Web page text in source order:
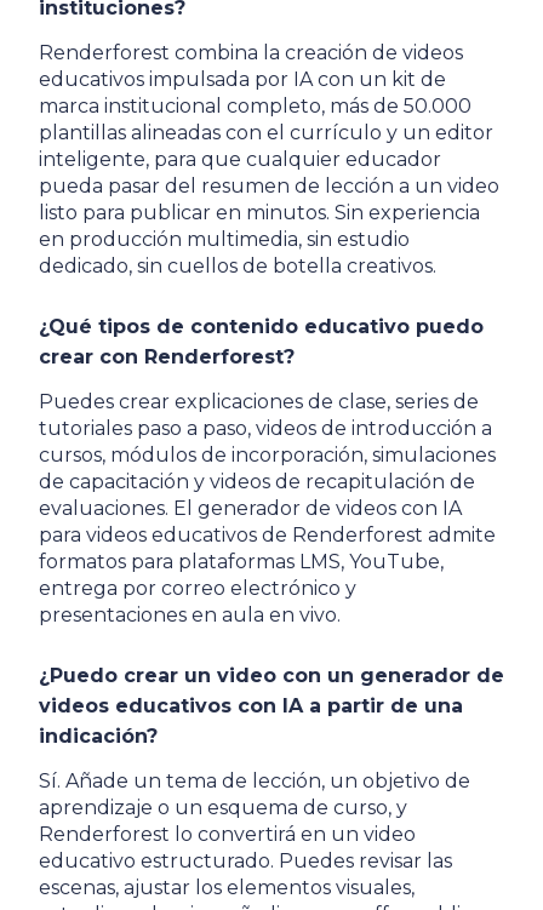
instituciones?
Renderforest combina la creación de videos
educativos impulsada por IA con un kit de
marca institucional completo, más de 50.000
plantillas alineadas con el currículo y un editor
inteligente, para que cualquier educador
pueda pasar del resumen de lección a un video
listo para publicar en minutos. Sin experiencia
en producción multimedia, sin estudio
dedicado, sin cuellos de botella creativos.
¿Qué tipos de contenido educativo puedo
crear con Renderforest?
Puedes crear explicaciones de clase, series de
tutoriales paso a paso, videos de introducción a
cursos, módulos de incorporación, simulaciones
de capacitación y videos de recapitulación de
evaluaciones. El generador de videos con IA
para videos educativos de Renderforest admite
formatos para plataformas LMS, YouTube,
entrega por correo electrónico y
presentaciones en aula en vivo.
¿Puedo crear un video con un generador de
videos educativos con IA a partir de una
indicación?
Sí. Añade un tema de lección, un objetivo de
aprendizaje o un esquema de curso, y
Renderforest lo convertirá en un video
educativo estructurado. Puedes revisar las
escenas, ajustar los elementos visuales,